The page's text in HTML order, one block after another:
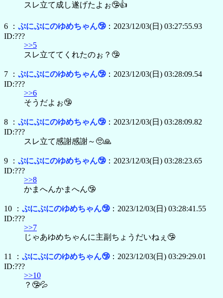
スレ立て成し遂げたよぉ🤥👍
6 ： ぷにぷにのゆめちゃん🤥：2023/12/03(日) 03:27:55.93
ID:???
>>5
スレ立ててくれたのぉ？🤥
7 ： ぷにぷにのゆめちゃん🤥：2023/12/03(日) 03:28:09.54
ID:???
>>6
そうだよぉ🤥
8 ： ぷにぷにのゆめちゃん🤥：2023/12/03(日) 03:28:09.82
ID:???
スレ立て感謝感謝～🥺🙏
9 ： ぷにぷにのゆめちゃん🤥：2023/12/03(日) 03:28:23.65
ID:???
>>8
かまへんかまへん🤥
10 ： ぷにぷにのゆめちゃん🤥：2023/12/03(日) 03:28:41.55
ID:???
>>7
じゃあゆめちゃんに主副ちょうだいねぇ🤥
11 ： ぷにぷにのゆめちゃん🤥：2023/12/03(日) 03:29:29.01
ID:???
>>10
？🤥💦